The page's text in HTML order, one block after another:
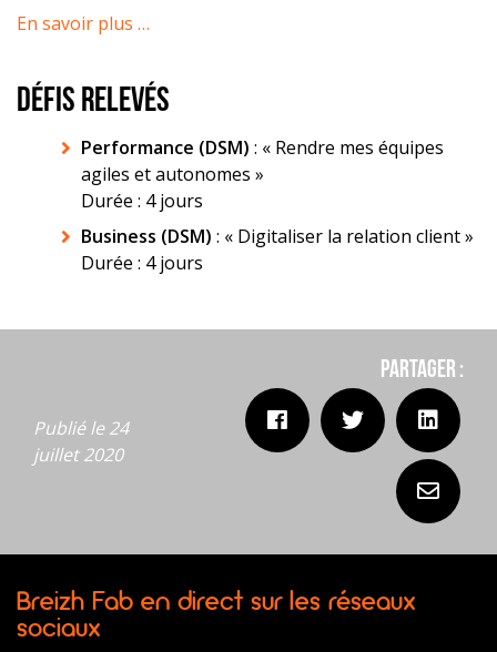
En savoir plus …
DÉFIS RELEVÉS
Performance (DSM) : « Rendre mes équipes
agiles et autonomes »
Durée : 4 jours
Business (DSM) : « Digitaliser la relation client »
Durée : 4 jours
Publié le 24
juillet 2020
Partager :
Breizh Fab en direct sur les réseaux
sociaux